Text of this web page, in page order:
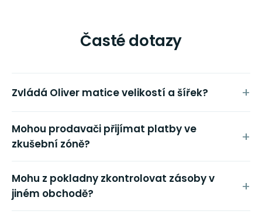
Časté dotazy
Zvládá Oliver matice velikostí a šířek?
Mohou prodavači přijímat platby ve
zkušební zóně?
Mohu z pokladny zkontrolovat zásoby v
jiném obchodě?